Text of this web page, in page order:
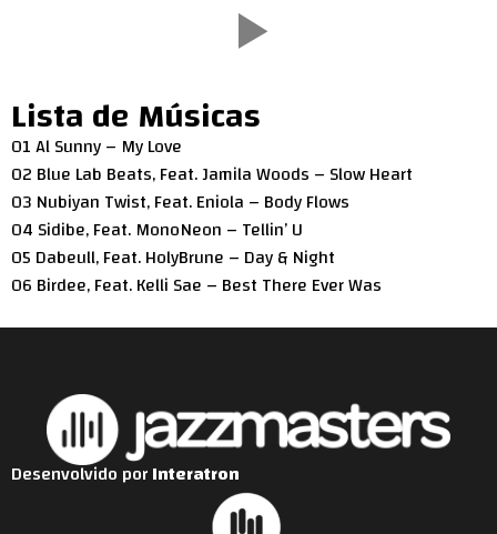
Lista de Músicas
01 Al Sunny – My Love
02 Blue Lab Beats, Feat. Jamila Woods – Slow Heart
03 Nubiyan Twist, Feat. Eniola – Body Flows
04 Sidibe, Feat. MonoNeon – Tellin’ U
05 Dabeull, Feat. HolyBrune – Day & Night
06 Birdee, Feat. Kelli Sae – Best There Ever Was
Desenvolvido porInteratron